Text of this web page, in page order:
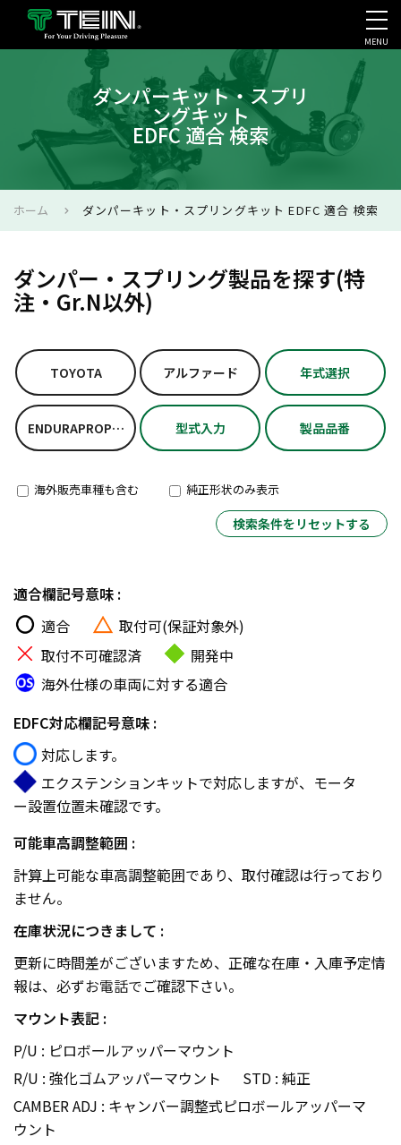
会社案内・採用・IR
MENU
ダンパーキット・スプリ
ングキット
EDFC 適合 検索
ホーム ダンパーキット・スプリングキット EDFC 適合 検索
ダンパー・スプリング製品を探す(特
注・Gr.N以外)
TOYOTA アルファード 年式選択
ENDURAPROPLUSKIT 型式入力 製品品番
海外販売車種も含む 純正形状のみ表示
検索条件をリセットする
適合欄記号意味 :
適合
取付可(保証対象外)
取付不可確認済
開発中
海外仕様の車両に対する適合
EDFC対応欄記号意味 :
対応します。
エクステンションキットで対応しますが、モータ
ー設置位置未確認です。
可能車高調整範囲 :
計算上可能な車高調整範囲であり、取付確認は行っており
ません。
在庫状況につきまして :
更新に時間差がございますため、正確な在庫・入庫予定情
報は、必ずお電話でご確認下さい。
マウント表記 :
P/U : ピロボールアッパーマウント
R/U : 強化ゴムアッパーマウント
STD : 純正
CAMBER ADJ : キャンバー調整式ピロボールアッパーマ
ウント